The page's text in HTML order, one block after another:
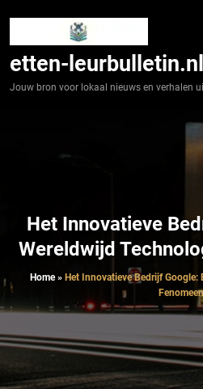
etten-leurbulletin.nl
Jouw bron voor lokaal nieuws en verhalen
Het Innovatieve
Wereldwijd
Home» Het Innovatieve Bedrijf
Fenomeen